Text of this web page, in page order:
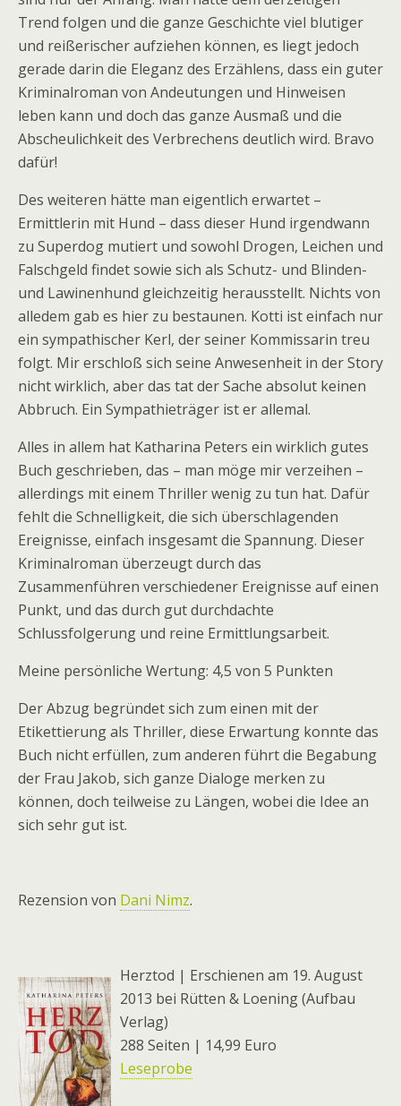
Trend folgen und die ganze Geschichte viel blutiger
und reißerischer aufziehen können, es liegt jedoch
gerade darin die Eleganz des Erzählens, dass ein guter
Kriminalroman von Andeutungen und Hinweisen
leben kann und doch das ganze Ausmaß und die
Abscheulichkeit des Verbrechens deutlich wird. Bravo
dafür!
Des weiteren hätte man eigentlich erwartet –
Ermittlerin mit Hund – dass dieser Hund irgendwann
zu Superdog mutiert und sowohl Drogen, Leichen und
Falschgeld findet sowie sich als Schutz- und Blinden-
und Lawinenhund gleichzeitig herausstellt. Nichts von
alledem gab es hier zu bestaunen. Kotti ist einfach nur
ein sympathischer Kerl, der seiner Kommissarin treu
folgt. Mir erschloß sich seine Anwesenheit in der Story
nicht wirklich, aber das tat der Sache absolut keinen
Abbruch. Ein Sympathieträger ist er allemal.
Alles in allem hat Katharina Peters ein wirklich gutes
Buch geschrieben, das – man möge mir verzeihen –
allerdings mit einem Thriller wenig zu tun hat. Dafür
fehlt die Schnelligkeit, die sich überschlagenden
Ereignisse, einfach insgesamt die Spannung. Dieser
Kriminalroman überzeugt durch das
Zusammenführen verschiedener Ereignisse auf einen
Punkt, und das durch gut durchdachte
Schlussfolgerung und reine Ermittlungsarbeit.
Meine persönliche Wertung: 4,5 von 5 Punkten
Der Abzug begründet sich zum einen mit der
Etikettierung als Thriller, diese Erwartung konnte das
Buch nicht erfüllen, zum anderen führt die Begabung
der Frau Jakob, sich ganze Dialoge merken zu
können, doch teilweise zu Längen, wobei die Idee an
sich sehr gut ist.
Rezension von Dani Nimz.
Herztod | Erschienen am 19. August
2013 bei Rütten & Loening (Aufbau
Verlag)
288 Seiten | 14,99 Euro
Leseprobe